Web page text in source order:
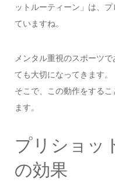
ットルーティーン」は、
ていますね。
メンタル重視のスポーツ
ても大切になってきます。
そこで、この動作をする
ます。
プリショッ
の効果